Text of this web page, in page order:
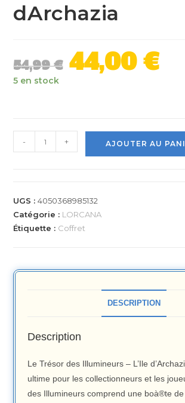
dArchazia
54,99€ 44,00€
5 en stock
- + AJOUTER AU
UGS :4050368985132
Catégorie : LORCANA
Étiquette : Coffret
DESCRIPTION
Description
Le Trésor des Illumineurs – L’Ile
ultime pour les collectionneurs et les
des Illumineurs comprend une boà®te